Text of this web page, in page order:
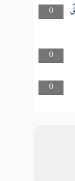
0
0
0